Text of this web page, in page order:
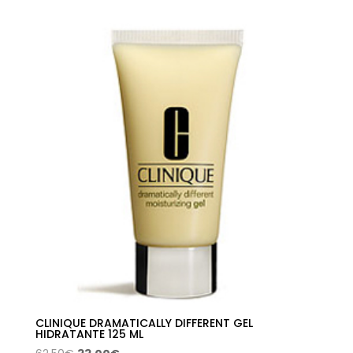
CLINIQUE DRAMATICALLY DIFFERENT GEL
HIDRATANTE 125 ML